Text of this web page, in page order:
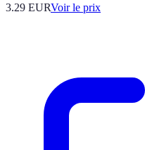
3.29 EURVoir le prix